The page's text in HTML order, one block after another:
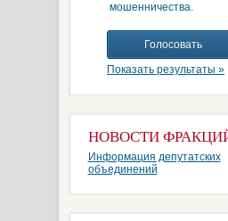
мошенничества.
Показать результаты »
НОВОСТИ
Информация депутатских
объединений